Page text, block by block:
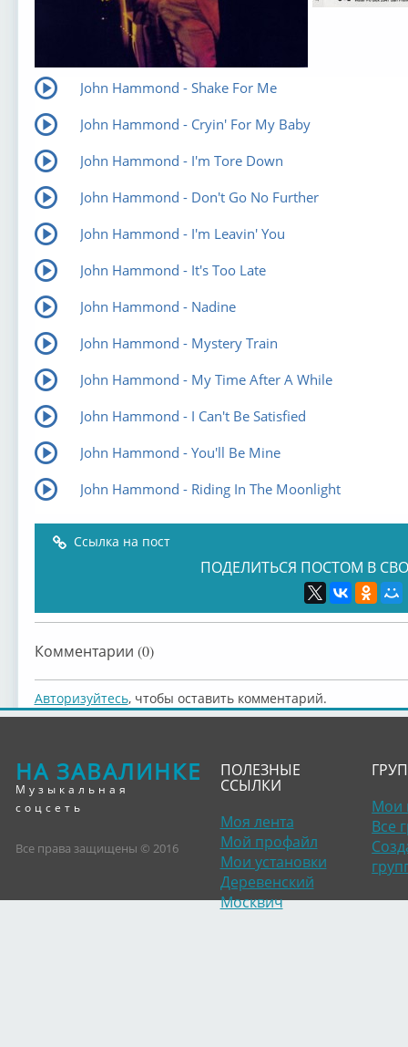
John Hammond - Shake For Me
John Hammond - Cryin' For My Baby
John Hammond - I'm Tore Down
John Hammond - Don't Go No Further
John Hammond - I'm Leavin' You
John Hammond - It's Too Late
John Hammond - Nadine
John Hammond - Mystery Train
John Hammond - My Time After A While
John Hammond - I Can't Be Satisfied
John Hammond - You'll Be Mine
John Hammond - Riding In The Moonlight
Ссылка на пост
ПОДЕЛИТЬСЯ ПОСТОМ В
Комментарии (0)
Авторизуйтесь, чтобы оставить комментарий.
НА ЗАВАЛИНКЕ
Музыкальная
соцсеть
Все права защищены © 2016
ПОЛЕЗНЫЕ
ССЫЛКИ
Моя лента
Мой профайл
Мои установки
Деревенский
Москвич
Мои
Все